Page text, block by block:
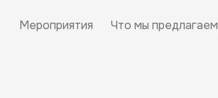
Что мы предлагаем
Мероприятия